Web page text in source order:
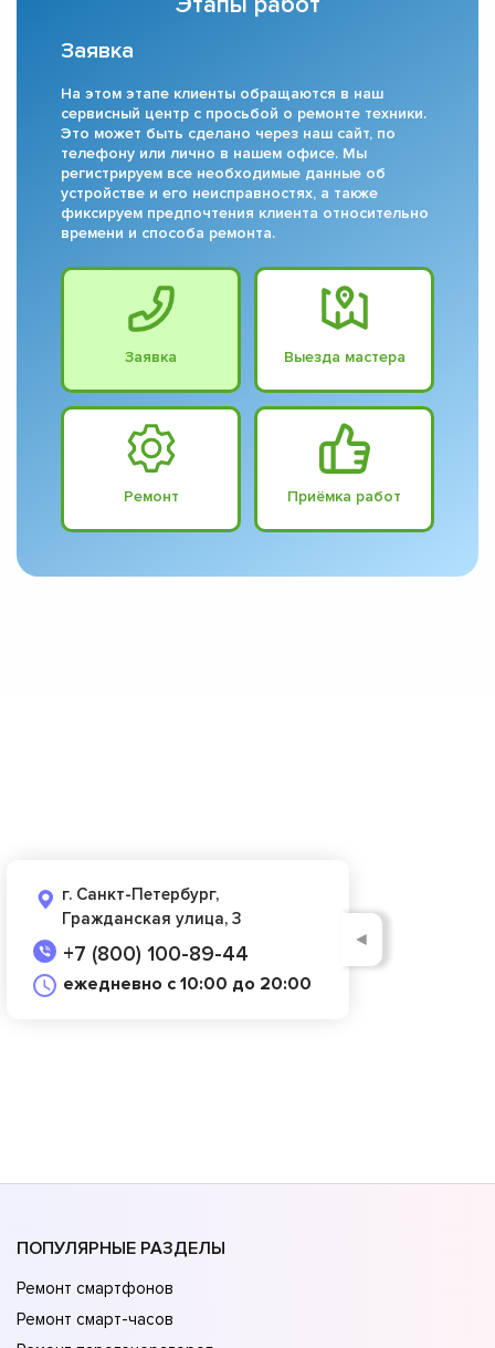
Заявка
На этом этапе клиенты обращаются в наш
сервисный центр с просьбой о ремонте техники.
Это может быть сделано через наш сайт, по
телефону или лично в нашем офисе. Мы
регистрируем все необходимые данные об
устройстве и его неисправностях, а также
фиксируем предпочтения клиента относительно
времени и способа ремонта.
Заявка Выезда мастера
Ремонт Приёмка работ
г. Санкт-Петербург,
Гражданская улица, 3
+7 (800) 100-89-44
ежедневно с 10:00 до 20:00
◄
ПОПУЛЯРНЫЕ РАЗДЕЛЫ
Ремонт смартфонов
Ремонт смарт-часов